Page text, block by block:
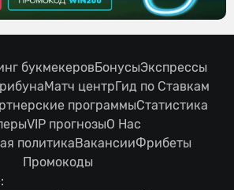
букмекеров БонусыЭкспрессы
Матч центр Гид по Ставкам
программыСтатистика
VIP прогнозыО Нас
политика ВакансииФрибеты
Промокоды